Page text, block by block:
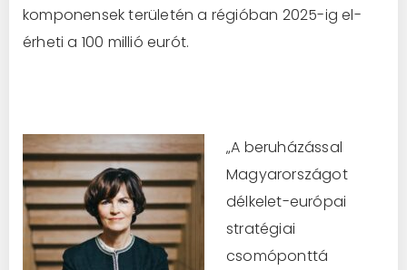
komponensek területén a régióban 2025-ig el-
érheti a 100 millió eurót.
„A beruházással
Magyarországot
délkelet-európai
stratégiai
csomóponttá